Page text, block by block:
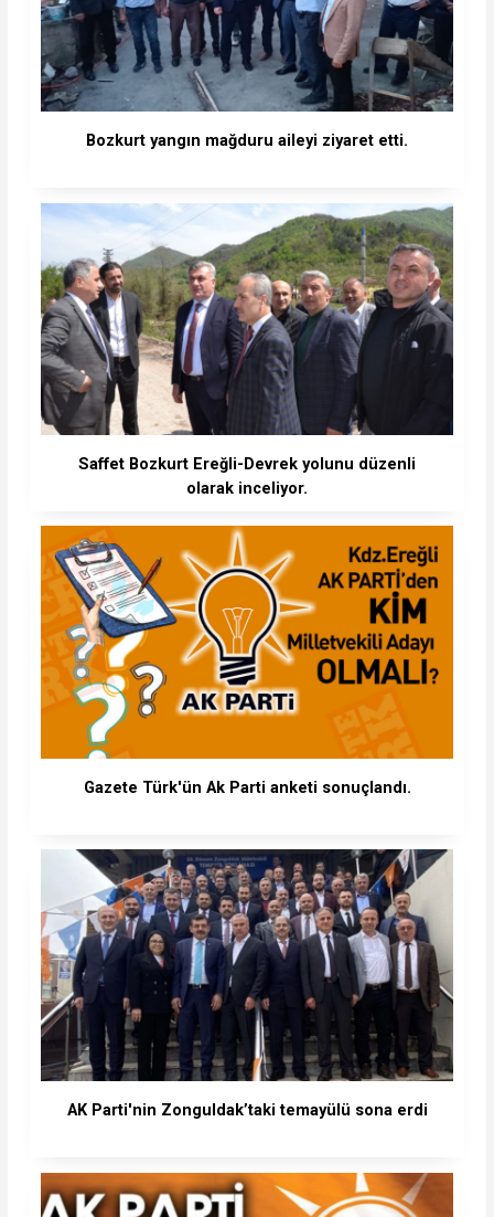
Bozkurt yangın mağduru aileyi ziyaret etti.
Saffet Bozkurt Ereğli-Devrek yolunu düzenli
olarak inceliyor.
Gazete Türk'ün Ak Parti anketi sonuçlandı.
AK Parti'nin Zonguldak’taki temayülü sona erdi